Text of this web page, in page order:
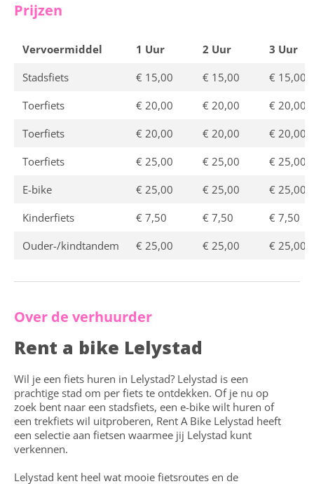
Prijzen
Vervoermiddel 1 Uur 2 Uur
3 Uur
Stadsfiets
€ 15,00 € 15,00
€ 15,00
Toerfiets
€ 20,00 € 20,00
€ 20,00
Toerfiets
€ 20,00 € 20,00
€ 20,00
Toerfiets
€ 25,00 € 25,00
€ 25,00
E-bike
€ 25,00 € 25,00
€ 25,00
Kinderfiets
€ 7,50 € 7,50
€ 7,50
Ouder-/kindtandem
€ 25,00 € 25,00 € 25,00
Over de verhuurder
Rent a bike Lelystad
Wil je een fiets huren in Lelystad? Lelystad is een
prachtige stad om per fiets te ontdekken. Of je nu op
zoek bent naar een stadsfiets, een e-bike wilt huren of
een trekfiets wil uitproberen, Rent A Bike Lelystad heeft
een selectie aan fietsen waarmee jij Lelystad kunt
verkennen.
Lelystad kent heel wat mooie fietsroutes en de